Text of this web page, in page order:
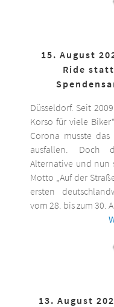
15. August
Ride
Düsseldorf. Seit
Korso für viele
Corona musste
ausfallen. Doch
Alternative und nun
Motto „Auf der
ersten
vom 28. bis zum 30.
13. August